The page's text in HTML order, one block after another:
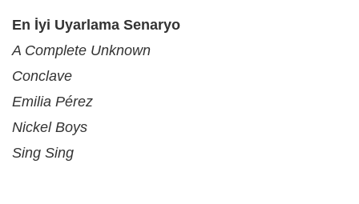
En İyi Uyarlama Senaryo
A Complete Unknown
Conclave
Emilia Pérez
Nickel Boys
Sing Sing